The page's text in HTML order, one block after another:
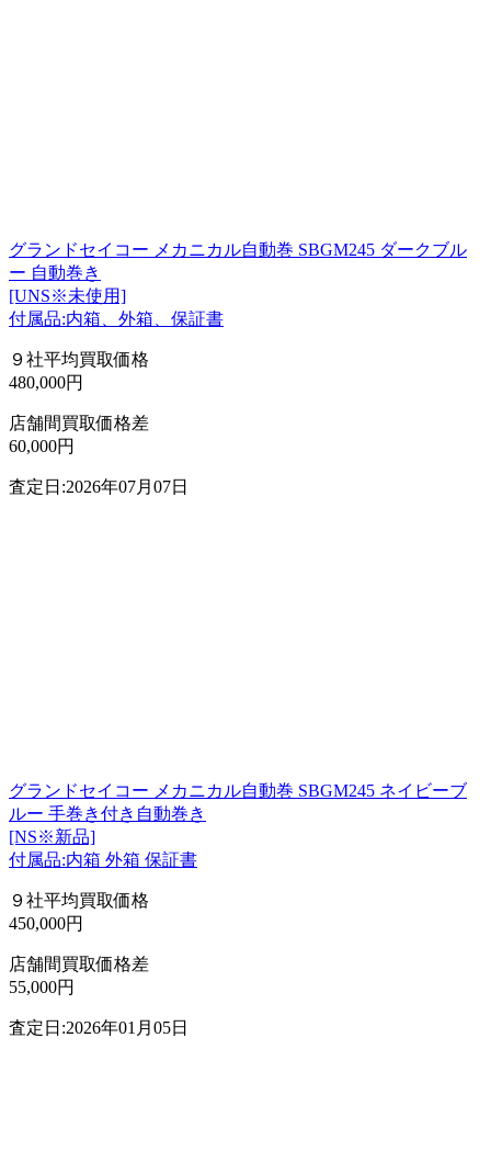
グランドセイコー メカニカル自動巻 SBGM245 ダークブル
ー 自動巻き
[UNS※未使用]
付属品:内箱、外箱、保証書
９社平均買取価格
480,000円
店舗間買取価格差
60,000円
査定日:2026年07月07日
グランドセイコー メカニカル自動巻 SBGM245 ネイビーブ
ルー 手巻き付き自動巻き
[NS※新品]
付属品:内箱 外箱 保証書
９社平均買取価格
450,000円
店舗間買取価格差
55,000円
査定日:2026年01月05日